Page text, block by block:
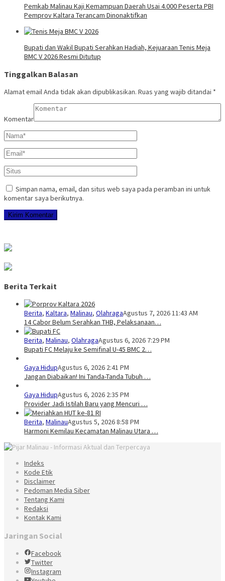
Pemkab Malinau Kaji Kemampuan Daerah Usai 4.000 Peserta PBI
Pemprov Kaltara Terancam Dinonaktifkan
Bupati dan Wakil Bupati Serahkan Hadiah, Kejuaraan Tenis Meja
BMC V 2026 Resmi Ditutup
Tinggalkan Balasan
Alamat email Anda tidak akan dipublikasikan. Ruas yang wajib ditandai *
Komentar
Simpan nama, email, dan situs web saya pada peramban ini untuk
komentar saya berikutnya.
Berita Terkait
Berita, Kaltara, Malinau, OlahragaAgustus 7, 2026 11:43 AM
14 Cabor Belum Serahkan THB, Pelaksanaan…
Berita, Malinau, OlahragaAgustus 6, 2026 7:29 PM
Bupati FC Melaju ke Semifinal U-45 BMC 2…
Gaya HidupAgustus 6, 2026 2:41 PM
Jangan Diabaikan! Ini Tanda-Tanda Tubuh …
Gaya HidupAgustus 6, 2026 2:35 PM
Provider Jadi Istilah Baru yang Mencuri …
Berita, MalinauAgustus 5, 2026 8:58 PM
Harmoni Kemilau Kecamatan Malinau Utara …
Indeks
Kode Etik
Disclaimer
Pedoman Media Siber
Tentang Kami
Redaksi
Kontak Kami
Jaringan Social
Facebook
Twitter
Instagram